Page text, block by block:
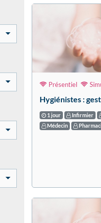
Présentiel
Hygiénistes :
1 jour Infirmier
Médecin